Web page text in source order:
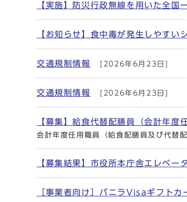
【実施】防災行政無線を用いた全国
【お知らせ】食中毒が発生しやすい
交通規制情報 [2026年6月23日]
交通規制情報 [2026年6月23日]
【募集】給食代替配膳員（会計年度
会計年度任用職員（給食配膳員及び代替
【募集結果】市役所本庁舎エレベー
［事業者向け］バニラVisaギフトカ